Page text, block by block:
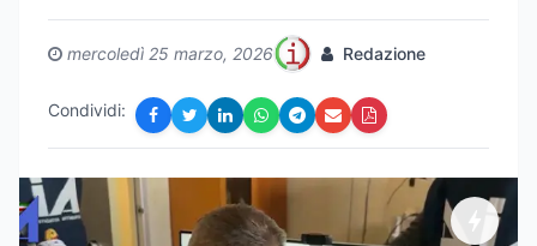
mercoledì 25 marzo, 2026 Redazione
Condividi: